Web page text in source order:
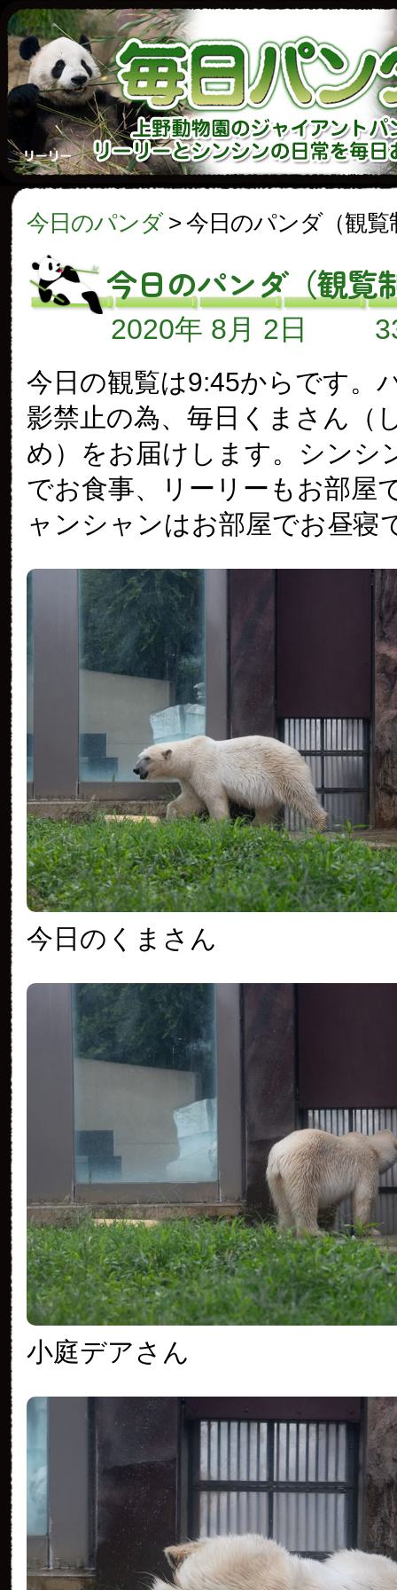
今日のパンダ> 今日のパンダ（観覧
今日のパンダ（観覧
2020年 8月 2日
今日の観覧は9:45からです。
影禁止の為、毎日くまさん（
め）をお届けします。シンシ
でお食事、リーリーもお部屋
ャンシャンはお部屋でお昼寝
今日のくまさん
小庭デアさん